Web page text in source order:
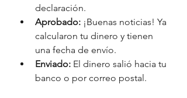
declaración.
Aprobado: ¡Buenas noticias! Ya
calcularon tu dinero y tienen
una fecha de envío.
Enviado: El dinero salió hacia tu
banco o por correo postal.